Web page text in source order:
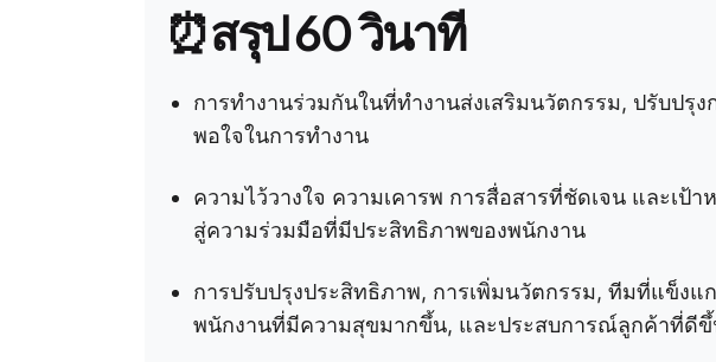
⏰สรุป 60 วินาที
การทำงานร่วมกันในที่ทำงานส่งเสริมนวัตกรรม, ปรับปรุ
พอใจในการทำงาน
ความไว้วางใจ ความเคารพ การสื่อสารที่ชัดเจน และเ
สู่ความร่วมมือที่มีประสิทธิภาพของพนักงาน
การปรับปรุงประสิทธิภาพ, การเพิ่มนวัตกรรม, ทีมที่แข็ง
พนักงานที่มีความสุขมากขึ้น, และประสบการณ์ลูกค้าที่ดีขึ้